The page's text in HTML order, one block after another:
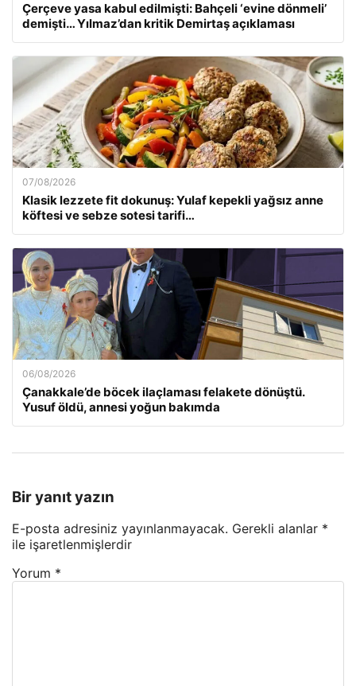
Çerçeve yasa kabul edilmişti: Bahçeli ‘evine dönmeli’
demişti… Yılmaz’dan kritik Demirtaş açıklaması
07/08/2026
Klasik lezzete fit dokunuş: Yulaf kepekli yağsız anne
köftesi ve sebze sotesi tarifi…
06/08/2026
Çanakkale’de böcek ilaçlaması felakete dönüştü.
Yusuf öldü, annesi yoğun bakımda
Bir yanıt yazın
E-posta adresiniz yayınlanmayacak. Gerekli alanlar *
ile işaretlenmişlerdir
Yorum *